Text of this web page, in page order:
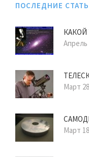
ПОСЛЕДНИЕ
КАКОЙ
Апрель
Март
Март